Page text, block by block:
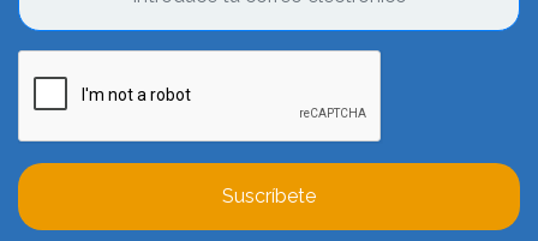
Suscríbete